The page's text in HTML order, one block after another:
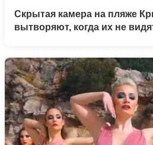
Скрытая камера на пляже
вытворяют, когда их не